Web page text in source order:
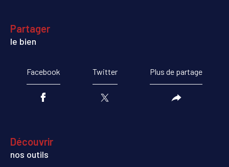
partager
le bien
Facebook Twitter Plus de partage
découvrir
nos outils